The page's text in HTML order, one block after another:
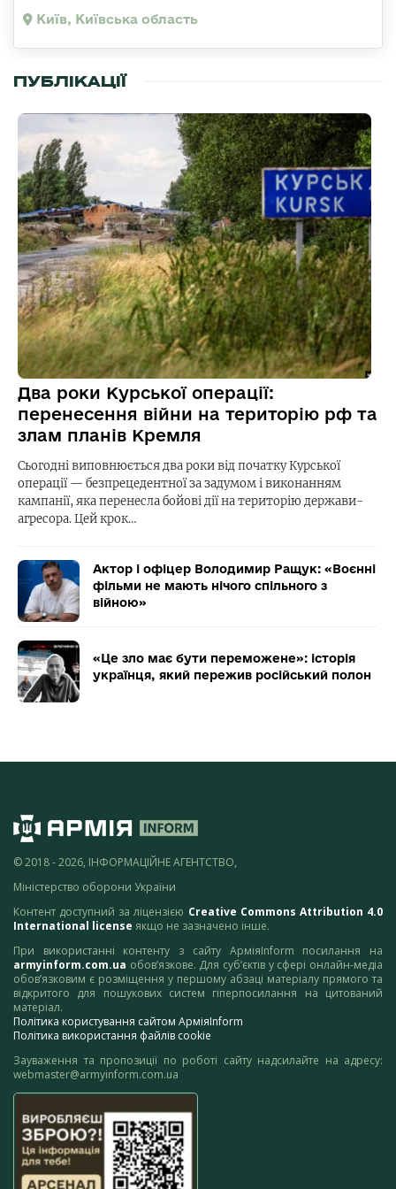
Київ, Київська область
ПУБЛІКАЦІЇ
Два роки Курської операції:
перенесення війни на територію рф та
злам планів Кремля
Сьогодні виповнюється два роки від початку Курської
операції — безпрецедентної за задумом і виконанням
кампанії, яка перенесла бойові дії на територію держави-
агресора. Цей крок…
Актор і офіцер Володимир Ращук: «Воєнні
фільми не мають нічого спільного з
війною»
«Це зло має бути переможене»: історія
українця, який пережив російський полон
© 2018 - 2026, ІНФОРМАЦІЙНЕ АГЕНТСТВО,
Міністерство оборони України
Контент доступний за ліцензією Creative Commons Attribution 4.0
International license якщо не зазначено інше.
При використанні контенту з сайту АрміяInform посилання на
armyinform.com.ua обов’язкове. Для суб’єктів у сфері онлайн-медіа
обов’язковим є розміщення у першому абзаці матеріалу прямого та
відкритого для пошукових систем гіперпосилання на цитований
матеріал.
Політика користування сайтом АрміяInform
Політика використання файлів cookie
Зауваження та пропозиції по роботі сайту надсилайте на адресу:
webmaster@armyinform.com.ua